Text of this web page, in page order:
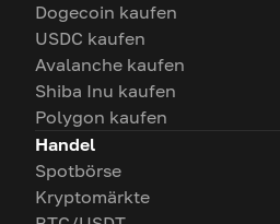
Dogecoin kaufen
USDC kaufen
Avalanche kaufen
Shiba Inu kaufen
Polygon kaufen
Handel
Spotbörse
Kryptomärkte